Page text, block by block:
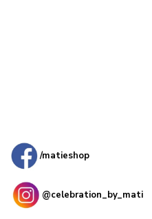
/matieshop
@celebration_by_mati